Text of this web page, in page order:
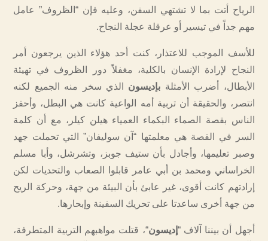
الرياح أتت بما لا تشتهي السفن، وعليه فإن “الظروف” عامل
مهم جداً في تيسير أو عرقلة عجلة النجاح.
للأسف الموجب للاعتذار، كنت أحد هؤلاء الذين يرجعون أمر
النجاح لإرادة الإنسان بالكلية، مغفلاً دور الظروف في تهيئة
الأبطال، أضرب الأمثلة بإديسون الذي سخر منه الجميع لكنه
انتصر، والحقيقة أن تربية أمه الواعية كانت هي البطل، وأحفز
الناس بقصة الصماء البكماء العمياء هيلن كيلر، مع أن كلمة
السر في القصة هي معلمتها “آن سوليفان” التي تحملت جهد
وصبر تعليمها، وأجادل بأن ستيف جوبز، وتشرشل، وأبا مسلم
الخراساني ومحمد بن أبي عامر قابلوا الصعاب والتحديات لكن
إرادتهم كانت أقوى، غير عابئ بأن البيئة من جهة، وحركة الريح
من جهة أخرى ساعدتا على تحريك السفينة وإبحارها.
أجهل أن بيننا آلاف “ إديسون“، قتلت مواهبهم التربية المتطرفة،